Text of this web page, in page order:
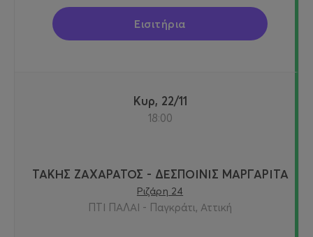
Εισιτήρια
Κυρ, 22/11
18:00
ΤΑΚΗΣ ΖΑΧΑΡΑΤΟΣ - ΔΕΣΠΟΙΝΙΣ ΜΑΡΓΑΡΙΤΑ
Ριζάρη 24
ΠΤΙ ΠΑΛΑΙ - Παγκράτι, Αττική